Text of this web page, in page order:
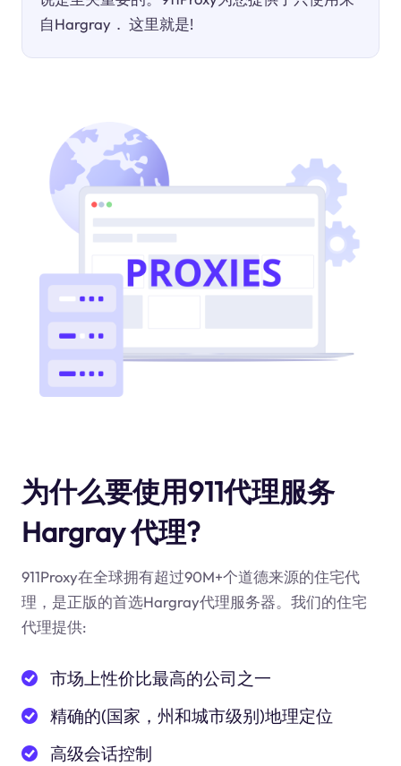
自Hargray． 这里就是!
为什么要使用911代理服务
Hargray 代理?
911Proxy在全球拥有超过90M+个道德来源的住宅代
理，是正版的首选Hargray代理服务器。我们的住宅
代理提供:
市场上性价比最高的公司之一
精确的(国家，州和城市级别)地理定位
高级会话控制